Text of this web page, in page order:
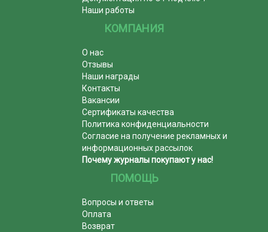
Наши работы
КОМПАНИЯ
О нас
Отзывы
Наши награды
Контакты
Вакансии
Сертификаты качества
Политика конфиденциальности
Согласие на получение рекламных и
информационных рассылок
Почему журналы покупают у нас!
ПОМОЩЬ
Вопросы и ответы
Оплата
Возврат